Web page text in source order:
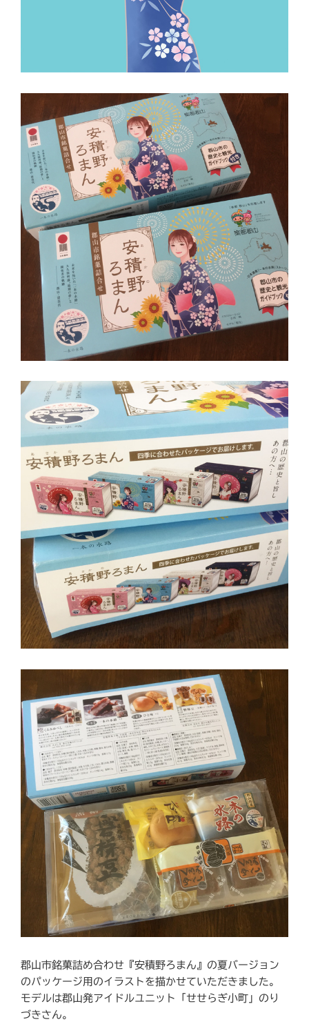
郡山市銘菓詰め合わせ『安積野ろまん』の夏バージョン
のパッケージ用のイラストを描かせていただきました。
モデルは郡山発アイドルユニット「せせらぎ小町」のり
づきさん。